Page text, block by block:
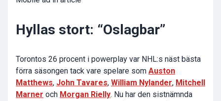
Hyllas stort: “Oslagbar”
Torontos 26 procent i powerplay var NHL:s näst bästa
förra säsongen tack vare spelare som Auston
Matthews, John Tavares, William Nylander, Mitchell
Marner och Morgan Rielly. Nu har den sistnämnda